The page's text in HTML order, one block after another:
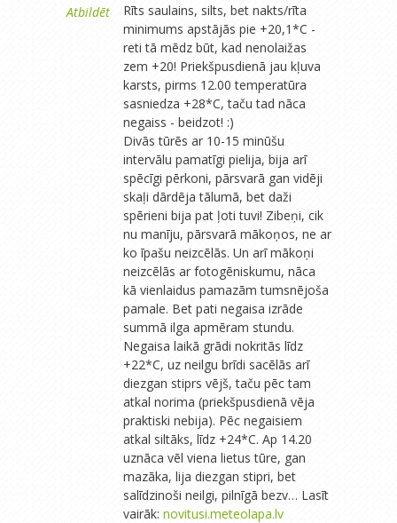
Atbildēt
Rīts saulains, silts, bet nakts/rīta
minimums apstājās pie +20,1*C -
reti tā mēdz būt, kad nenolaižas
zem +20! Priekšpusdienā jau kļuva
karsts, pirms 12.00 temperatūra
sasniedza +28*C, taču tad nāca
negaiss - beidzot! :)
Divās tūrēs ar 10-15 minūšu
intervālu pamatīgi pielija, bija arī
spēcīgi pērkoni, pārsvarā gan vidēji
skaļi dārdēja tālumā, bet daži
spērieni bija pat ļoti tuvi! Zibeņi, cik
nu manīju, pārsvarā mākoņos, ne ar
ko īpašu neizcēlās. Un arī mākoņi
neizcēlās ar fotogēniskumu, nāca
kā vienlaidus pamazām tumsnējoša
pamale. Bet pati negaisa izrāde
summā ilga apmēram stundu.
Negaisa laikā grādi nokritās līdz
+22*C, uz neilgu brīdi sacēlās arī
diezgan stiprs vējš, taču pēc tam
atkal norima (priekšpusdienā vēja
praktiski nebija). Pēc negaisiem
atkal siltāks, līdz +24*C. Ap 14.20
uznāca vēl viena lietus tūre, gan
mazāka, lija diezgan stipri, bet
salīdzinoši neilgi, pilnīgā bezv… Lasīt
vairāk: novitusi.meteolapa.lv